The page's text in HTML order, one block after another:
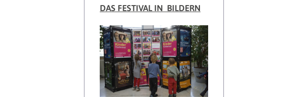
DAS FESTIVAL IN BILDERN